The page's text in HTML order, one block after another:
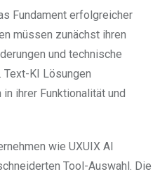
Fundament erfolgreicher
müssen zunächst ihren
und technische
KI Lösungen
ihrer Funktionalität und
wie UXUIX AI
Tool-Auswahl. Die